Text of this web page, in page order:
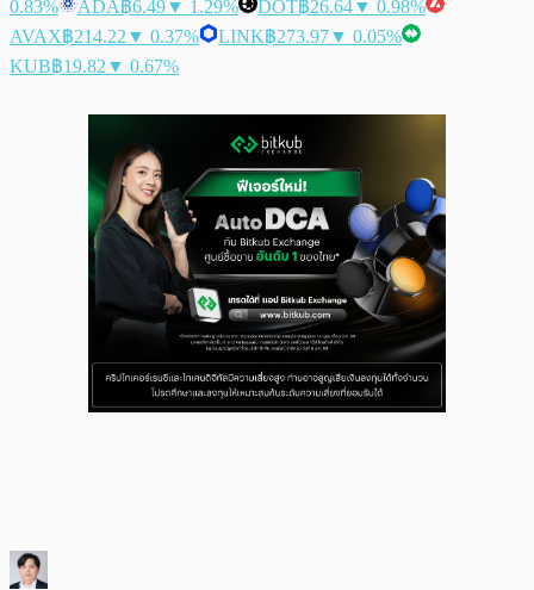
0.83%
ADA฿6.49▼ 1.29% DOT฿26.64▼ 0.98%
AVAX฿214.22 ▼ 0.37% LINK฿273.97▼ 0.05%
KUB฿19.82 ▼ 0.67%